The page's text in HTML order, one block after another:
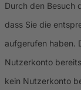
Durch den Besuch
dass Sie die
aufgerufen haben.
Nutzerkonto
kein Nutzerkonto